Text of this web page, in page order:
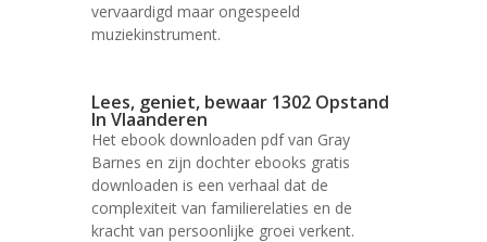
vervaardigd maar ongespeeld
muziekinstrument.
Lees, geniet, bewaar 1302 Opstand
In Vlaanderen
Het ebook downloaden pdf van Gray
Barnes en zijn dochter ebooks gratis
downloaden is een verhaal dat de
complexiteit van familierelaties en de
kracht van persoonlijke groei verkent.